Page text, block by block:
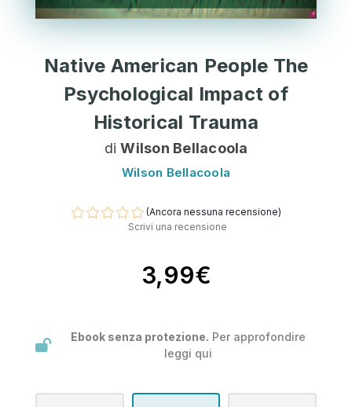
Native American People The
Psychological Impact of
Historical Trauma
diWilson Bellacoola
Wilson Bellacoola
(Ancora nessuna recensione)
Scrivi una recensione
3,99€
Ebook senza protezione. Per approfondire
leggi qui